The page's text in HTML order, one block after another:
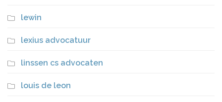
lewin
lexius advocatuur
linssen cs advocaten
louis de leon